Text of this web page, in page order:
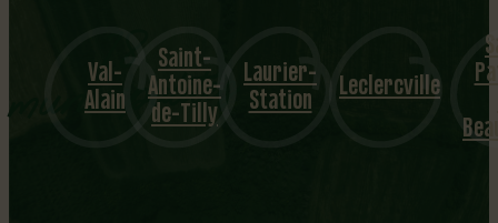
1
8
mu
nicipalités
Val-
Alain
Saint-
Antoine-
de-Tilly
Laurier-
Station Leclercville